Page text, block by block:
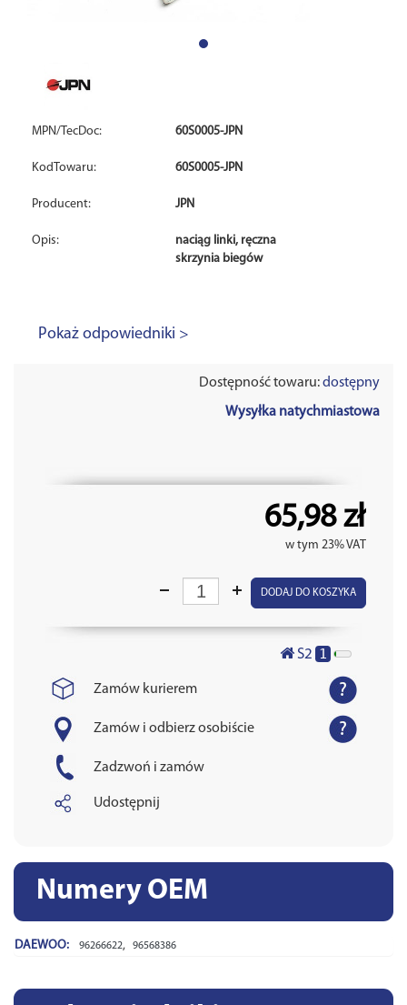
MPN/TecDoc: 60S0005-JPN
KodTowaru: 60S0005-JPN
Producent: JPN
Opis:
naciąg linki, ręczna
skrzynia biegów
Pokaż odpowiedniki >
Dostępność towaru:dostępny
Wysyłka natychmiastowa
65,98 zł
w tym 23% VAT
DODAJ DO KOSZYKA
S2 1
Zamów kurierem
Zamów i odbierz osobiście
Zadzwoń i zamów
Udostępnij
Numery OEM
DAEWOO: 96266622, 96568386